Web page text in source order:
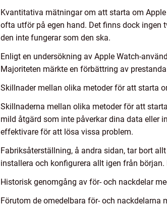
Kvantitativa mätningar om att starta om
ofta utför på egen hand. Det finns dock
den inte fungerar som den ska.
Enligt en undersökning av Apple Watch-
Majoriteten märkte en förbättring av
Skillnader mellan olika metoder för att starta
Skillnaderna mellan olika metoder för att
mild åtgärd som inte påverkar dina data eller
effektivare för att lösa vissa problem.
Fabriksåterställning, å andra sidan, tar bort
installera och konfigurera allt igen från
Historisk genomgång av för- och nackdelar
Förutom de omedelbara för- och